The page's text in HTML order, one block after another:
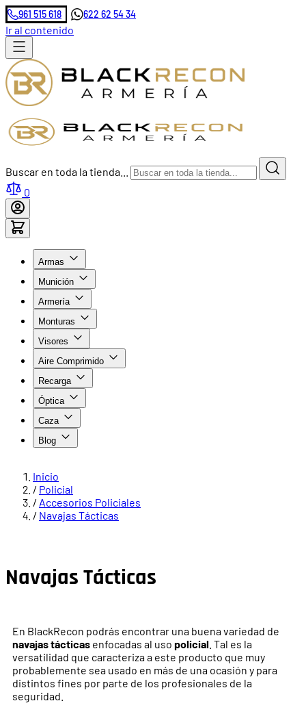
961 515 618 622 62 54 34
Ir al contenido
Buscar en toda la tienda...
0
Armas
Munición
Armería
Monturas
Visores
Aire Comprimido
Recarga
Óptica
Caza
Blog
Inicio
/ Policial
/ Accesorios Policiales
/ Navajas Tácticas
Navajas Tácticas
En BlackRecon podrás encontrar una buena variedad de
navajastácticas enfocadas al uso policial . Tal es la
versatilidad que caracteriza a este producto que muy
probablemente sea usado en más de una ocasión y para
distintos fines por parte de los profesionales de la
seguridad.